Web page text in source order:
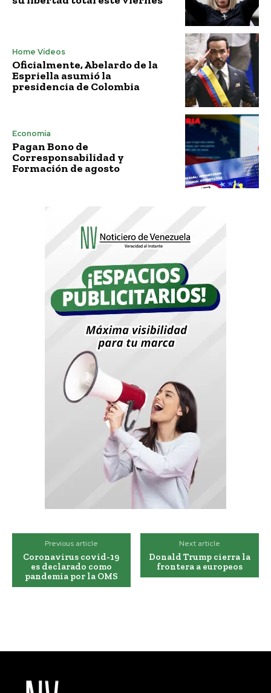
Home Vídeos
Oficialmente, Abelardo de la
Espriella asumió la
presidencia de Colombia
Economía
Pagan Bono de
Corresponsabilidad y
Formación de agosto
Previous article
Coronavirus covid-19
es declarado como
pandemia por la OMS
Next article
Donald Trump cierra la
frontera a europeos